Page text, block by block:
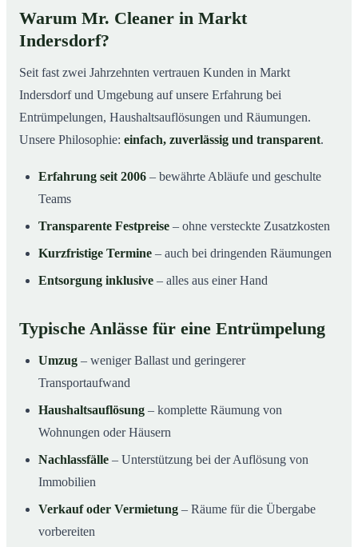
Warum Mr. Cleaner in Markt
Indersdorf?
Seit fast zwei Jahrzehnten vertrauen Kunden in Markt
Indersdorf und Umgebung auf unsere Erfahrung bei
Entrümpelungen, Haushaltsauflösungen und Räumungen.
Unsere Philosophie: einfach, zuverlässig und transparent.
Erfahrung seit 2006 – bewährte Abläufe und geschulte
Teams
Transparente Festpreise – ohne versteckte Zusatzkosten
Kurzfristige Termine – auch bei dringenden Räumungen
Entsorgung inklusive – alles aus einer Hand
Typische Anlässe für eine Entrümpelung
Umzug – weniger Ballast und geringerer
Transportaufwand
Haushaltsauflösung – komplette Räumung von
Wohnungen oder Häusern
Nachlassfälle – Unterstützung bei der Auflösung von
Immobilien
Verkauf oder Vermietung – Räume für die Übergabe
vorbereiten